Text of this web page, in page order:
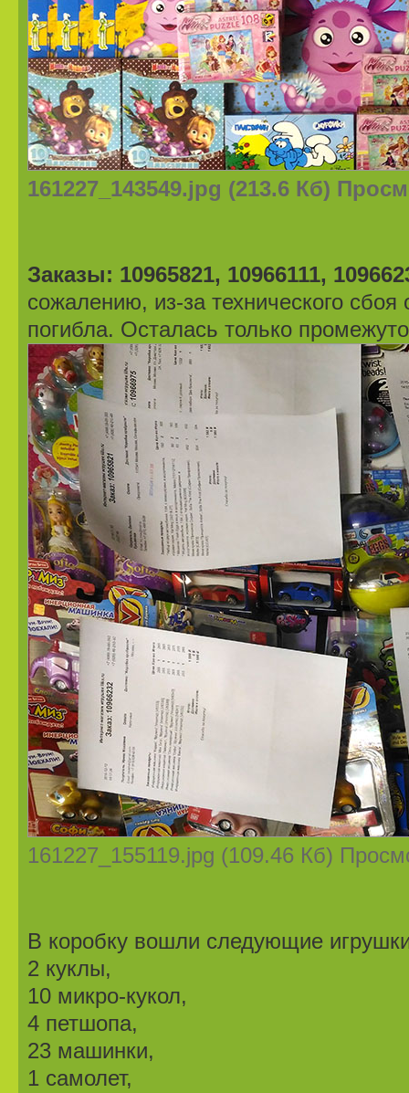
161227_143549.jpg (213.6 Кб)
Заказы: 10965821, 10966111,
сожалению, из-за технического
погибла. Осталась только
161227_155119.jpg (109.46 Кб)
В коробку вошли следующие
2 куклы,
10 микро-кукол,
4 петшопа,
23 машинки,
1 самолет,